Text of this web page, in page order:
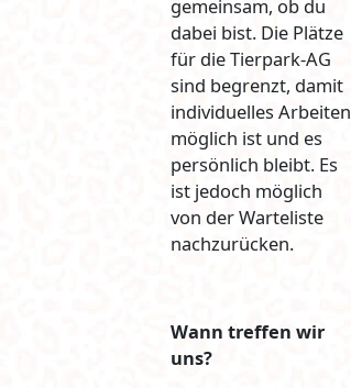
gemeinsam, ob du
dabei bist. Die Plätze
für die Tierpark-AG
sind begrenzt, damit
individuelles Arbeiten
möglich ist und es
persönlich bleibt. Es
ist jedoch möglich
von der Warteliste
nachzurücken.
Wann treffen wir
uns?